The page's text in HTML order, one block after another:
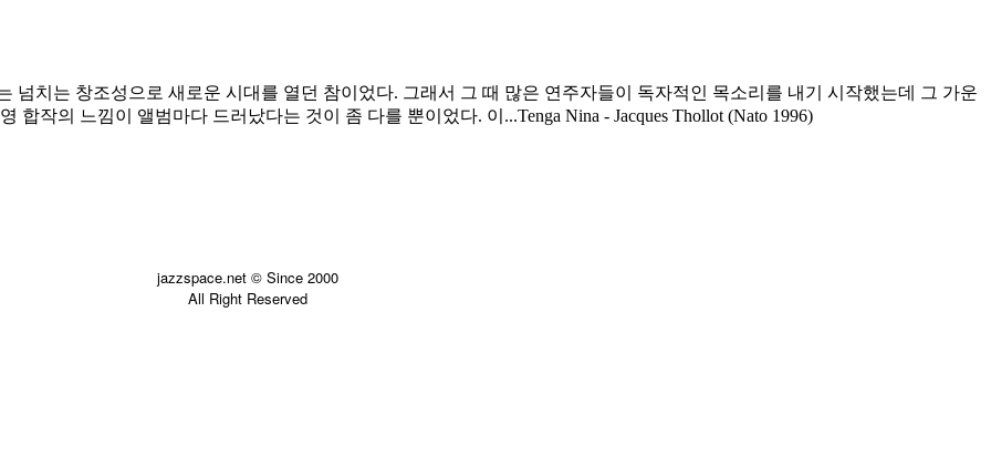
넘치는 창조성으로 새로운 시대를 열던 참이었다. 그래서 그 때 많은 연주자들이 독자적인 목소리를 내기 시작했는데 그 가운
합작의 느낌이 앨범마다 드러났다는 것이 좀 다를 뿐이었다. 이...Tenga Nina - Jacques Thollot (Nato 1996)
jazzspace.net © Since 2000
All Right Reserved